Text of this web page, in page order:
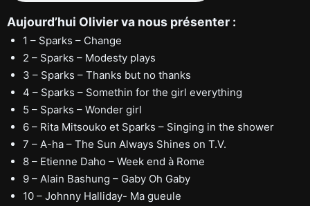
Aujourd’hui Olivier va nous présenter :
1 – Sparks – Change
2 – Sparks – Modesty plays
3 – Sparks – Thanks but no thanks
4 – Sparks – Somethin for the girl everything
5 – Sparks – Wonder girl
6 – Rita Mitsouko et Sparks – Singing in the shower
7 – A-ha – The Sun Always Shines on T.V.
8 – Etienne Daho – Week end à Rome
9 – Alain Bashung – Gaby Oh Gaby
10 – Johnny Halliday- Ma gueule